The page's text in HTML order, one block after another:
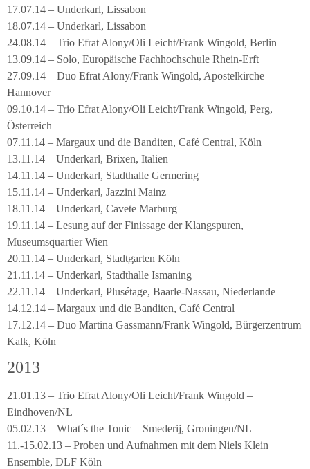
17.07.14 – Underkarl, Lissabon
18.07.14 – Underkarl, Lissabon
24.08.14 – Trio Efrat Alony/Oli Leicht/Frank Wingold, Berlin
13.09.14 – Solo, Europäische Fachhochschule Rhein-Erft
27.09.14 – Duo Efrat Alony/Frank Wingold, Apostelkirche
Hannover
09.10.14 – Trio Efrat Alony/Oli Leicht/Frank Wingold, Perg,
Österreich
07.11.14 – Margaux und die Banditen, Café Central, Köln
13.11.14 – Underkarl, Brixen, Italien
14.11.14 – Underkarl, Stadthalle Germering
15.11.14 – Underkarl, Jazzini Mainz
18.11.14 – Underkarl, Cavete Marburg
19.11.14 – Lesung auf der Finissage der Klangspuren,
Museumsquartier Wien
20.11.14 – Underkarl, Stadtgarten Köln
21.11.14 – Underkarl, Stadthalle Ismaning
22.11.14 – Underkarl, Plusétage, Baarle-Nassau, Niederlande
14.12.14 – Margaux und die Banditen, Café Central
17.12.14 – Duo Martina Gassmann/Frank Wingold, Bürgerzentrum
Kalk, Köln
2013
21.01.13 – Trio Efrat Alony/Oli Leicht/Frank Wingold –
Eindhoven/NL
05.02.13 – What´s the Tonic – Smederij, Groningen/NL
11.-15.02.13 – Proben und Aufnahmen mit dem Niels Klein
Ensemble, DLF Köln